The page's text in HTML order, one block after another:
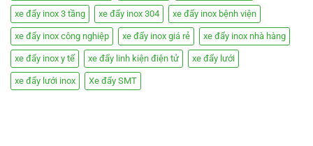
xe đẩy inox 3 tầng xe đẩy inox 304 xe đẩy inox bệnh viện
xe đẩy inox công nghiệp xe đẩy inox giá rẻ xe đẩy inox nhà hàng
xe đẩy inox y tế xe đẩy linh kiện điện tử xe đẩy lưới
xe đẩy lưới inox Xe đẩy SMT